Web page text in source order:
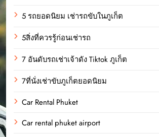
5 รถยอดนิยม เช่ารถขับในภูเก็ต
5สิ่งที่ควรรู้ก่อนเช่ารถ
7 อันดับรถเช่าเจ้าดัง Tiktok ภูเก็ต
7ที่นั่งเช่าขับภูเก็ตยอดนิยม
Car Rental Phuket
Car rental phuket airport